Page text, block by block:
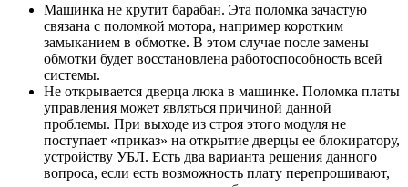
Машинка не крутит барабан. Эта поломка зачастую
связана с поломкой мотора, например коротким
замыканием в обмотке. В этом случае после замены
обмотки будет восстановлена работоспособность всей
системы.
Не открывается дверца люка в машинке. Поломка платы
управления может являться причиной данной
проблемы. При выходе из строя этого модуля не
поступает «приказ» на открытие дверцы ее блокиратору,
устройству УБЛ. Есть два варианта решения данного
вопроса, если есть возможность плату перепрошивают,